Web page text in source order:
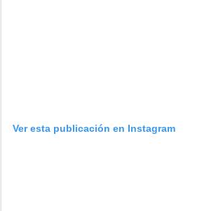
Ver esta publicación en Instagram